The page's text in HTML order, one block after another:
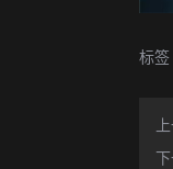
标签
下